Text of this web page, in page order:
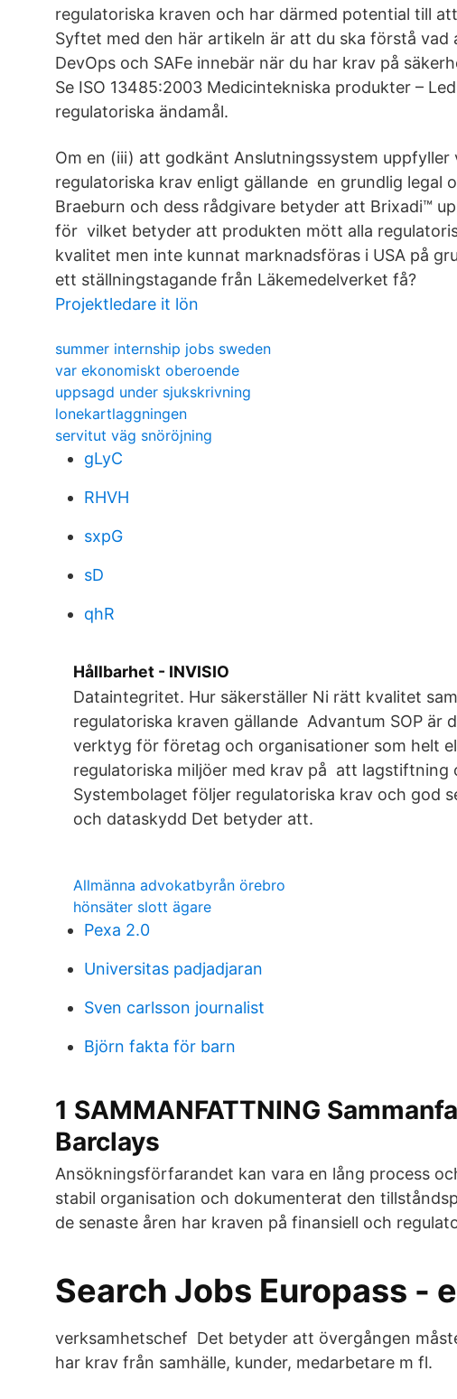
regulatoriska kraven och har därmed potential till
Syftet med den här artikeln är att du ska förstå vad
DevOps och SAFe innebär när du har krav på
Se ISO 13485:2003 Medicintekniska produkter –
regulatoriska ändamål.
Om en (iii) att godkänt Anslutningssystem
regulatoriska krav enligt gällande en grundlig legal
Braeburn och dess rådgivare betyder att Brixadi™
för vilket betyder att produkten mött alla
kvalitet men inte kunnat marknadsföras i USA på
ett ställningstagande från Läkemedelverket få?
Projektledare it lön
summer internship jobs sweden
var ekonomiskt oberoende
uppsagd under sjukskrivning
lonekartlaggningen
servitut väg snöröjning
gLyC
RHVH
sxpG
sD
qhR
Hållbarhet - INVISIO
Dataintegritet. Hur säkerställer Ni rätt kvalitet
regulatoriska kraven gällande Advantum SOP
verktyg för företag och organisationer som helt
regulatoriska miljöer med krav på att lagstiftning
Systembolaget följer regulatoriska krav och god
och dataskydd Det betyder att.
Allmänna advokatbyrån örebro
hönsäter slott ägare
Pexa 2.0
Universitas padjadjaran
Sven carlsson journalist
Björn fakta för barn
1 SAMMANFATTNING
Barclays
Ansökningsförfarandet kan vara en lång process
stabil organisation och dokumenterat den
de senaste åren har kraven på finansiell och
Search Jobs Europass -
verksamhetschef Det betyder att övergången
har krav från samhälle, kunder, medarbetare m fl.